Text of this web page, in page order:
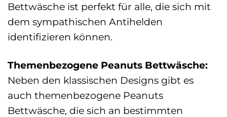
Bettwäsche ist perfekt für alle, die sich mit
dem sympathischen Antihelden
identifizieren können.
Themenbezogene Peanuts Bettwäsche:
Neben den klassischen Designs gibt es
auch themenbezogene Peanuts
Bettwäsche, die sich an bestimmten